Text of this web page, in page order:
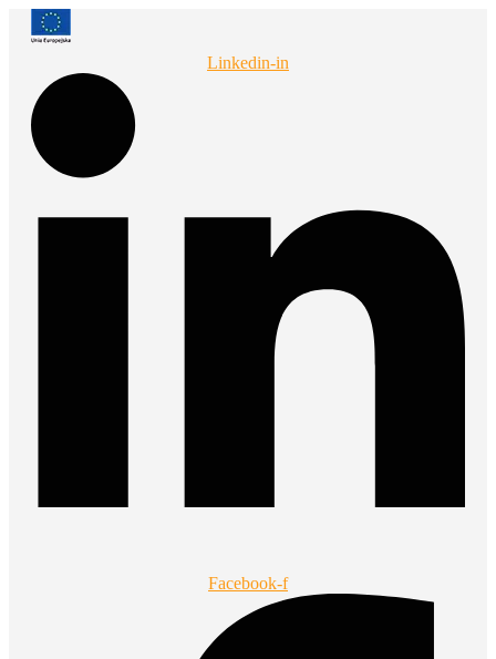
Przejdź
Linkedin-in
Facebook-f